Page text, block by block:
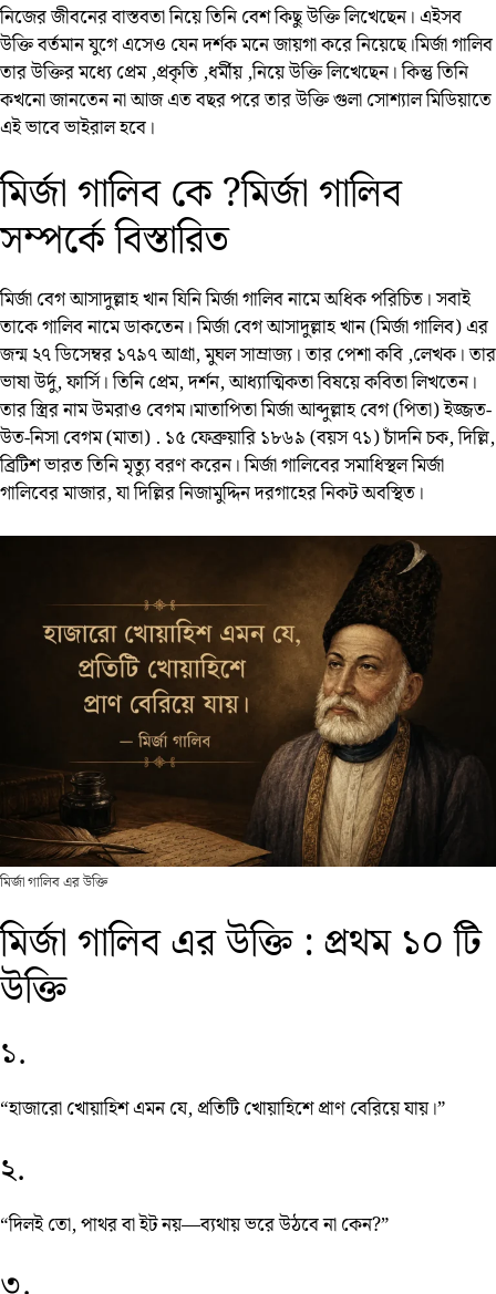
নিজের জীবনের বাস্তবতা নিয়ে তিনি বেশ কিছু উক্তি লিখেছেন। এইসব
উক্তি বর্তমান যুগে এসেও যেন দর্শক মনে জায়গা করে নিয়েছে।মির্জা গালিব
তার উক্তির মধ্যে প্রেম ,প্রকৃতি ,ধর্মীয় ,নিয়ে উক্তি লিখেছেন। কিন্তু তিনি
কখনো জানতেন না আজ এত বছর পরে তার উক্তি গুলা সোশ্যাল মিডিয়াতে
এই ভাবে ভাইরাল হবে।
মির্জা গালিব কে ?মির্জা গালিব
সম্পর্কে বিস্তারিত
মির্জা বেগ আসাদুল্লাহ খান যিনিমির্জা গালিবনামে অধিক পরিচিত। সবাই
তাকে গালিব নামে ডাকতেন। মির্জা বেগ আসাদুল্লাহ খান (মির্জা গালিব) এর
জন্ম ২৭ ডিসেম্বর ১৭৯৭ আগ্রা, মুঘল সাম্রাজ্য। তার পেশা কবি ,লেখক। তার
ভাষা উর্দু, ফার্সি। তিনি প্রেম, দর্শন, আধ্যাত্মিকতা বিষয়ে কবিতা লিখতেন।
তার স্ত্রির নাম উমরাও বেগম।মাতাপিতা মির্জা আব্দুল্লাহ বেগ (পিতা) ইজ্জত-
উত-নিসা বেগম (মাতা) . ১৫ ফেব্রুয়ারি ১৮৬৯ (বয়স ৭১) চাঁদনি চক, দিল্লি,
ব্রিটিশ ভারত তিনি মৃত্যু বরণ করেন। মির্জা গালিবের সমাধিস্থল মির্জা
গালিবের মাজার, যা দিল্লির নিজামুদ্দিন দরগাহের নিকট অবস্থিত।
মির্জা গালিব এর উক্তি
মির্জা গালিব এর উক্তি : প্রথম ১০ টি
উক্তি
১.
“হাজারো খোয়াহিশ এমন যে, প্রতিটি খোয়াহিশে প্রাণ বেরিয়ে যায়।”
২.
“দিলই তো, পাথর বা ইট নয়—ব্যথায় ভরে উঠবে না কেন?”